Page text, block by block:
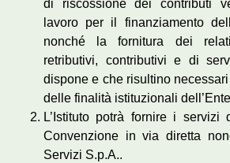
di riscossione dei contributi
lavoro per il finanziamento
nonché la fornitura dei
retributivi, contributivi e di
dispone e che risultino
delle finalità istituzionali
L’Istituto potrà fornire i
Convenzione in via diretta
Servizi S.p.A..